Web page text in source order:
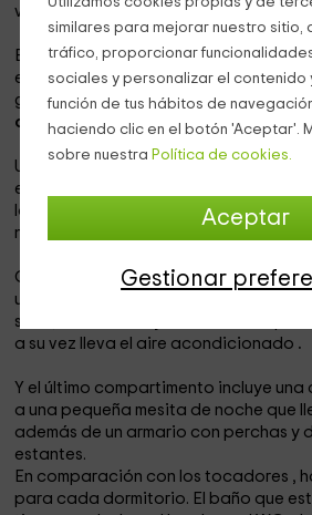
similares para mejorar nuestro sitio,
tráfico, proporcionar
sociales y personalizar el contenido
función de tus hábitos de
haciendo clic en el botón 'Aceptar'.
sobre nuestra Política de cookies.
Aceptar
Gestionar
ventana.
El segundo dormitorioestá arriba, así
escaleras lo encontrarás. Este
grande y espacioso y tiene tres
conectados.
Un compartimento incluía
encuentra entre dos mesitas de
lámparas pegadas a la pared.
noche verá un tomacorriente
.
Otro compartimento incluye un
un pequeño espejo
sillas, un taburete y la ventana
a su vez lleva el aire acondicionado .
Y el último compartimento incluye una
a una pequeña mesita de noche que
además de un armario con perchas y
estantes.
En comparación con los tocadores ,
para cada dormitorio. El baño que